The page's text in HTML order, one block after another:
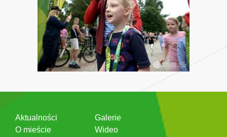
Aktualności
O mieście
Galerie
Wideo